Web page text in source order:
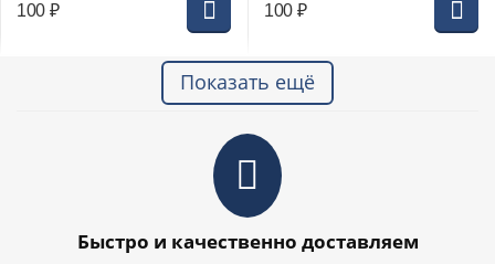
100 ₽ 100 ₽
Показать ещё
Быстро и качественно доставляем